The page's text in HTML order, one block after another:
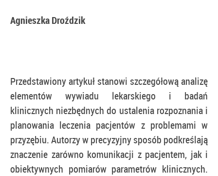
Agnieszka Droździk
Przedstawiony artykuł stanowi szczegółową analizę
elementów wywiadu lekarskiego i badań
klinicznych niezbędnych do ustalenia rozpoznania i
planowania leczenia pacjentów z problemami w
przyzębiu. Autorzy w precyzyjny sposób podkreślają
znaczenie zarówno komunikacji z pacjentem, jak i
obiektywnych pomiarów parametrów klinicznych.